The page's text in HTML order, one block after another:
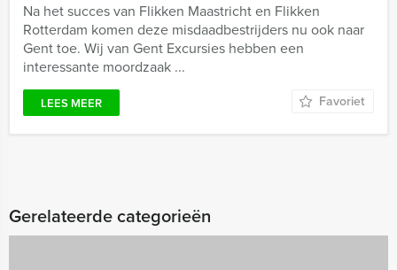
Na het succes van Flikken Maastricht en Flikken
Rotterdam komen deze misdaadbestrijders nu ook naar
Gent toe. Wij van Gent Excursies hebben een
interessante moordzaak ...
LEES MEER Favoriet
Gerelateerde categorieën